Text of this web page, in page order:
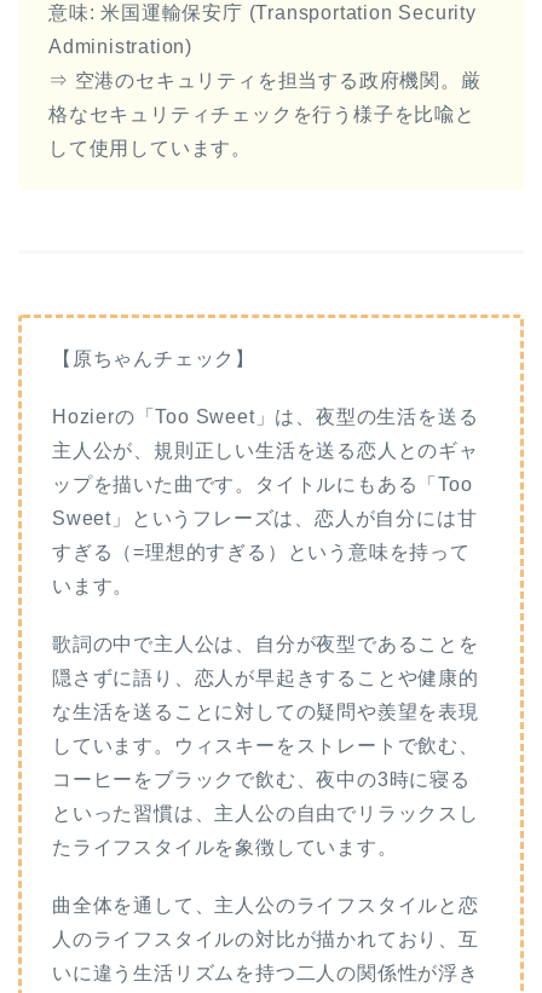
意味: 米国運輸保安庁 (Transportation Security
Administration)
⇒ 空港のセキュリティを担当する政府機関。厳
格なセキュリティチェックを行う様子を比喩と
して使用しています。
【原ちゃんチェック】
Hozierの「Too Sweet」は、夜型の生活を送る
主人公が、規則正しい生活を送る恋人とのギャ
ップを描いた曲です。タイトルにもある「Too
Sweet」というフレーズは、恋人が自分には甘
すぎる（=理想的すぎる）という意味を持って
います。
歌詞の中で主人公は、自分が夜型であることを
隠さずに語り、恋人が早起きすることや健康的
な生活を送ることに対しての疑問や羨望を表現
しています。ウィスキーをストレートで飲む、
コーヒーをブラックで飲む、夜中の3時に寝る
といった習慣は、主人公の自由でリラックスし
たライフスタイルを象徴しています。
曲全体を通して、主人公のライフスタイルと恋
人のライフスタイルの対比が描かれており、互
いに違う生活リズムを持つ二人の関係性が浮き